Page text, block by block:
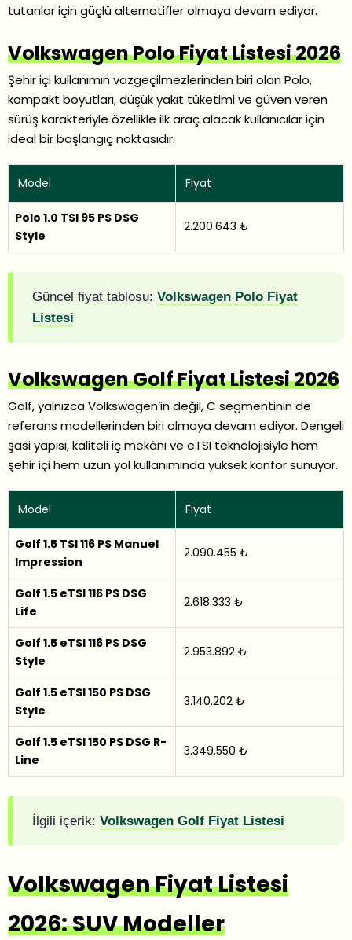
tutanlar için güçlü alternatifler olmaya devam ediyor.
Volkswagen Polo Fiyat Listesi 2026
Şehir içi kullanımın vazgeçilmezlerinden biri olan Polo,
kompakt boyutları, düşük yakıt tüketimi ve güven veren
sürüş karakteriyle özellikle ilk araç alacak kullanıcılar için
ideal bir başlangıç noktasıdır.
Model Fiyat
Polo 1.0 TSI 95 PS DSG
Style
2.200.643 ₺
Güncel fiyat tablosu: Volkswagen Polo Fiyat
Listesi
Volkswagen Golf Fiyat Listesi 2026
Golf, yalnızca Volkswagen’in değil, C segmentinin de
referans modellerinden biri olmaya devam ediyor. Dengeli
şasi yapısı, kaliteli iç mekânı ve eTSI teknolojisiyle hem
şehir içi hem uzun yol kullanımında yüksek konfor sunuyor.
Model Fiyat
Golf 1.5 TSI 116 PS Manuel
Impression
2.090.455 ₺
Golf 1.5 eTSI 116 PS DSG
Life
2.618.333 ₺
Golf 1.5 eTSI 116 PS DSG
Style
2.953.892 ₺
Golf 1.5 eTSI 150 PS DSG
Style
3.140.202 ₺
Golf 1.5 eTSI 150 PS DSG R-
Line
3.349.550 ₺
İlgili içerik: Volkswagen Golf Fiyat Listesi
Volkswagen Fiyat Listesi
2026: SUV Modeller